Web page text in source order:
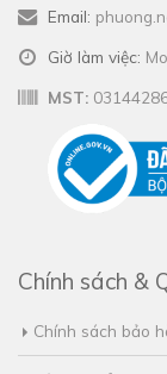
Email:
Giờ làm việc:
MST:
Chính sách &
Chính sách bảo